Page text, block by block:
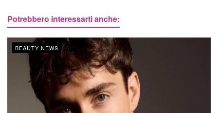
Potrebbero interessarti anche:
BEAUTY NEWS